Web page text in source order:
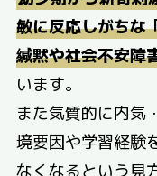
敏に反応しがちな
緘黙や社会不安障
います。
また気質的に内気
境要因や学習経験
なくなるという見